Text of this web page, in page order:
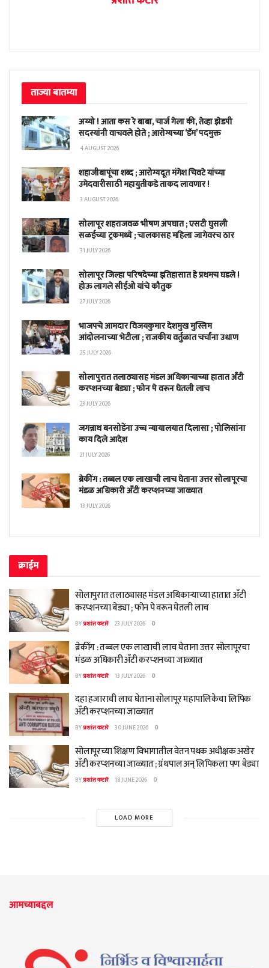
ताज्या बातम्या
अय्यो ! आता कस रे बाबा, चार्ज गेला की, तेव्हा झेडपी
सदस्यांनी वाचवले होते ; आरोग्यच्या ‘डॅम’ पदमुक्त
4 AUGUST 2026
शहाजीबापूंचा शब्द ; आरोग्यदूत मंगेश चिवटे यांच्या
उमेदवारीसाठी महायुतीकडे ताकद लावणार !
3 AUGUST 2026
सोलापूर शहराजवळ भीषण अपघात ; एसटी घुसली
सळईच्या ट्रकमध्ये ; चालकासह महिला जागेवरच ठार
31 JULY 2026
सोलापूर जिल्हा परिषदेच्या इतिहासात हे प्रथमच घडले !
होऊ लागले सीईओ यांचे कौतुक
27 JULY 2026
भाजपचे आमदार विजयकुमार देशमुख मुस्लिम
आंदोलनाच्या भेटीला ; राजकीय वर्तुळात चर्चांना उधाण
25 JULY 2026
सोलापुरात तलाठ्यासह मंडल अधिकाऱ्याच्या हातात अँटी
करप्शनच्या बेड्या ; फोन पे वरून घेतली लाच
23 JULY 2026
जगन्नाथ बनसोडेंना उच्च न्यायालयात दिलासा ; पोलिसांना
काय दिले आदेश
21 JULY 2026
ब्रेकींग : तब्बल एक लाखाची लाच घेताना उत्तर सोलापूरचा
मंडळ अधिकारी अँटी करप्शनच्या जाळ्यात
13 JULY 2026
क्राईम
सोलापुरात तलाठ्यासह मंडल अधिकाऱ्याच्या हातात अँटी
करप्शनच्या बेड्या ; फोन पे वरून घेतली लाच
BYप्रशांत कटारे 23 JULY 2026 0
ब्रेकींग : तब्बल एक लाखाची लाच घेताना उत्तर सोलापूरचा
मंडळ अधिकारी अँटी करप्शनच्या जाळ्यात
BYप्रशांत कटारे 13 JULY 2026 0
दहा हजाराची लाच घेताना सोलापूर महापालिकेचा लिपिक
अँटी करप्शनच्या जाळ्यात
BYप्रशांत कटारे 30 JUNE 2026 0
सोलापूरच्या शिक्षण विभागातील वेतन पथक अधीक्षक अखेर
अँटी करप्शनच्या जाळ्यात ; ग्रंथपाल अन् लिपिकला पण बेड्या
BYप्रशांत कटारे 18 JUNE 2026 0
LOAD MORE
आमच्याबद्दल